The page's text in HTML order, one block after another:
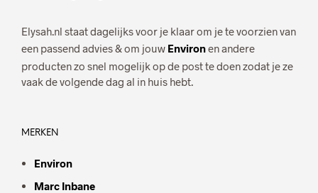
Elysah.nl staat dagelijks voor je klaar om je te voorzien van
een passend advies & om jouw Environen andere
producten zo snel mogelijk op de post te doen zodat je ze
vaak de volgende dag al in huis hebt.
MERKEN
Environ
Marc Inbane